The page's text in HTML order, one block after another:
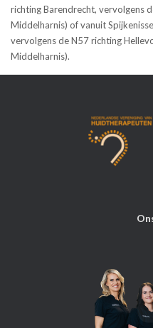
richting Barendrecht, vervolgens
Middelharnis) of vanuit
vervolgens de N57 richting
Middelharnis).